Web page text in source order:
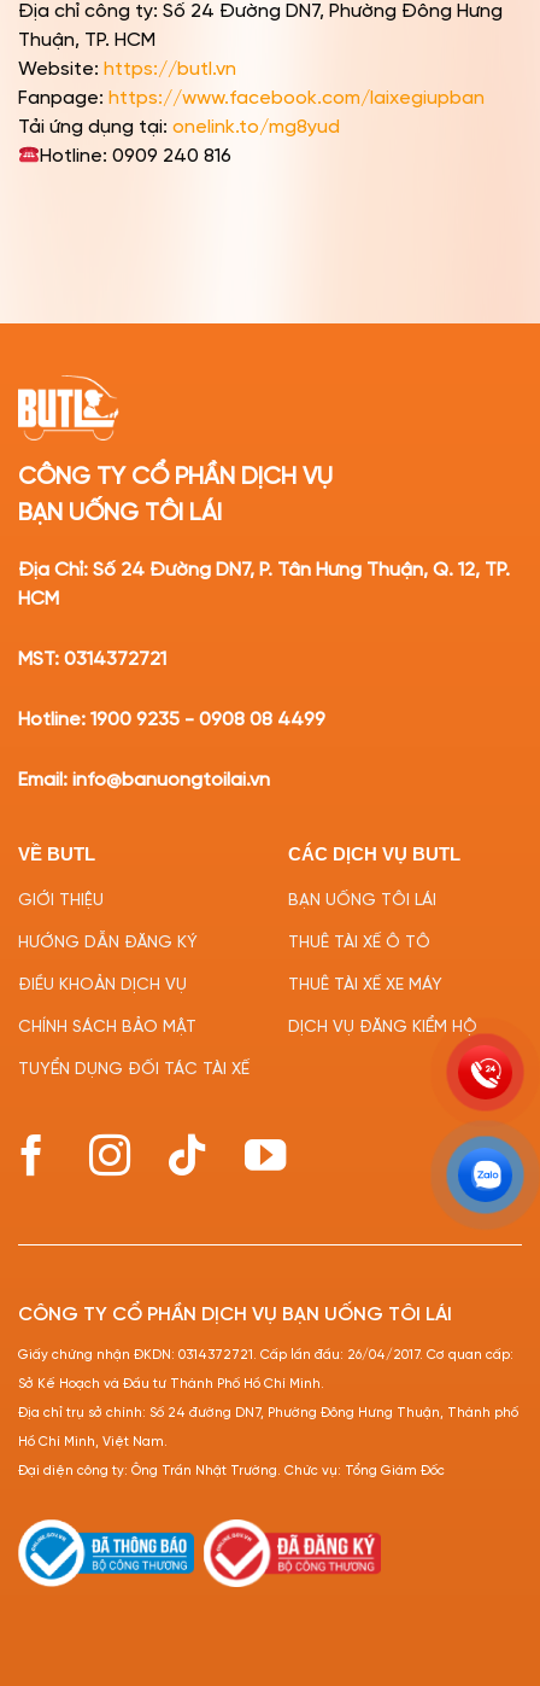
Địa chỉ công ty: Số 24 Đường DN7, Phường Đông Hưng
Thuận, TP. HCM
Website: https://butl.vn
Fanpage: https://www.facebook.com/laixegiupban
Tải ứng dụng tại: onelink.to/mg8yud
Hotline: 0909 240 816
CÔNG TY CỔ PHẦN DỊCH VỤ
BẠN UỐNG TÔI LÁI
Địa Chỉ: Số 24 Đường DN7, P. Tân Hưng Thuận, Q. 12, TP.
HCM
MST: 0314372721
Hotline: 1900 9235 - 0908 08 4499
Email: info@banuongtoilai.vn
VỀ BUTL
GIỚI THIỆU
HƯỚNG DẪN ĐĂNG KÝ
ĐIỀU KHOẢN DỊCH VỤ
CHÍNH SÁCH BẢO MẬT
TUYỂN DỤNG ĐỐI TÁC TÀI XẾ
CÁC DỊCH VỤ BUTL
BẠN UỐNG TÔI LÁI
THUÊ TÀI XẾ Ô TÔ
THUÊ TÀI XẾ XE MÁY
DỊCH VỤ ĐĂNG KIỂM HỘ
CÔNG TY CỔ PHẦN DỊCH VỤ BẠN UỐNG TÔI LÁI
Giấy chứng nhận ĐKDN: 0314372721. Cấp lần đầu: 26/04/2017. Cơ quan cấp:
Sở Kế Hoạch và Đầu tư Thành Phố Hồ Chí Minh.
Địa chỉ trụ sở chính: Số 24 đường DN7, Phường Đông Hưng Thuận, Thành phố
Hồ Chí Minh, Việt Nam.
Đại diện công ty: Ông Trần Nhật Trường. Chức vụ: Tổng Giám Đốc